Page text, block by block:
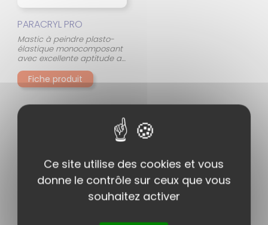
PARACRYL PRO
Mastic à peindre plasto-
élastique monocomposant
avec excellente aptitude au
traitement
Fiche produit
Ce site utilise des cookies et vous
donne le contrôle sur ceux que vous
souhaitez activer